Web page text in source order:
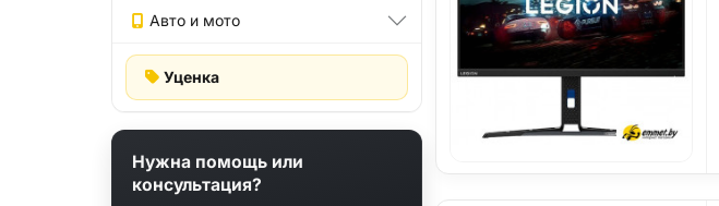
Авто и мото
Уценка
Нужна помощь или
консультация?